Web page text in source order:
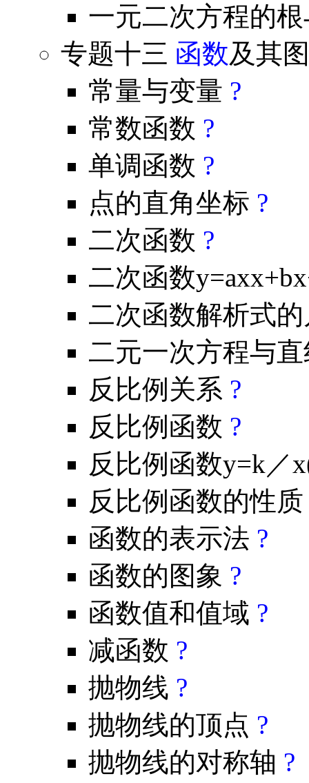
一元二次方程的
专题十三 函数及其
常量与变量 ?
常数函数 ?
单调函数 ?
点的直角坐标 ?
二次函数 ?
二次函数
二次函数解析式
二元一次方程与
反比例关系 ?
反比例函数 ?
反比例函数y=k／
反比例函数的性
函数的表示法 ?
函数的图象 ?
函数值和值域 ?
减函数 ?
抛物线 ?
抛物线的顶点 ?
抛物线的对称轴 ?